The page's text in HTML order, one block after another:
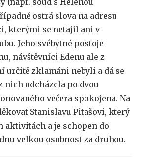
ostrá slova na adresu
kterými se netajil ani v
Jeho svébytné postoje
návštěvníci Edenu ale z
určitě zklamáni nebyli a dá se
nich odcházela po dvou
večera spokojena. Na
Stanislavu Pitašovi, který
aktivitách a je schopen do
velkou osobnost za druhou.